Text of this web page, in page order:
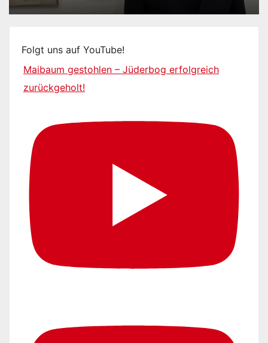
Folgt uns auf YouTube!
Maibaum gestohlen – Jüderbog erfolgreich
zurückgeholt!